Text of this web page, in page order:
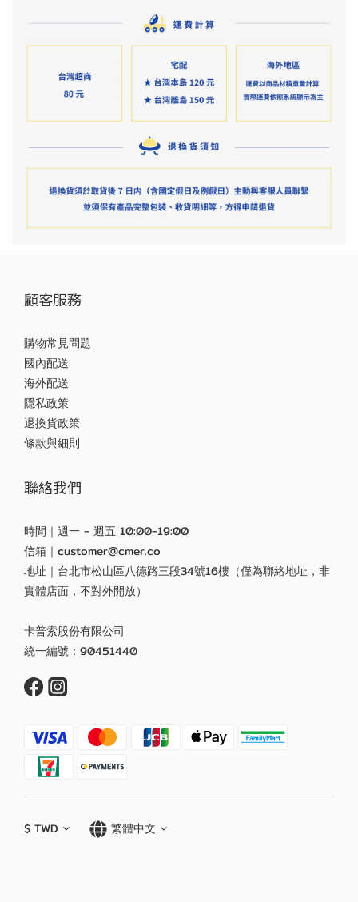
顧客服務
購物常見問題
國內配送
海外配送
隱私政策
退換貨政策
條款與細則
聯絡我們
時間｜週一 - 週五 10:00-19:00
信箱｜customer@cmer.co
地址｜台北市松山區八德路三段34號16樓（僅為聯絡地址，非
實體店面，不對外開放）
卡普索股份有限公司
統一編號：90451440
$ TWD 繁體中文